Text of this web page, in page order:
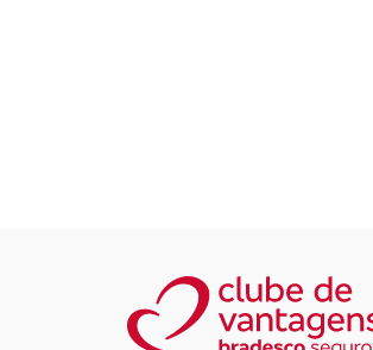
Enxovais Ibitinga
Esplanada Móveis